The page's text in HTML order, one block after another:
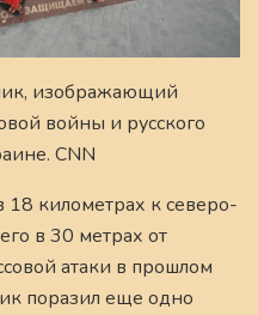
изображающий
войны и русского
CNN
километрах к северо-
в 30 метрах от
атаки в прошлом
поразил еще одно